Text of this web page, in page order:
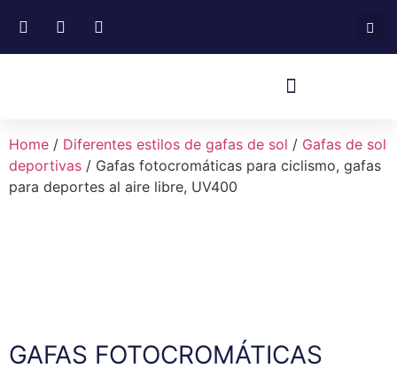
Home / Diferentes estilos de gafas de sol / Gafas de sol
deportivas / Gafas fotocromáticas para ciclismo, gafas
para deportes al aire libre, UV400
GAFAS FOTOCROMÁTICAS